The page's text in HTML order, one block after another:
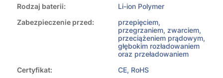
Rodzaj baterii:
Li-ion Polymer
Zabezpieczenie przed:
przepięciem,
przegrzaniem, zwarciem,
przeciążeniem prądowym,
głębokim rozładowaniem
oraz przeładowaniem
Certyfikat:
CE, RoHS